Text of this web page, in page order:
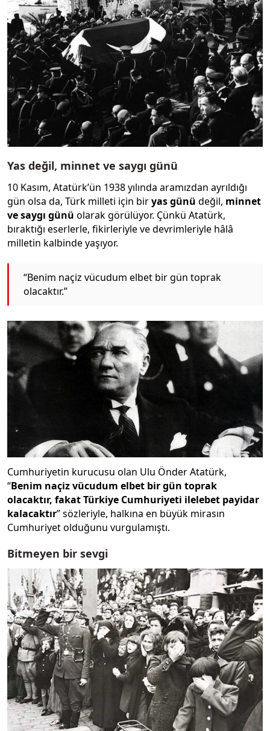
Yas değil, minnet ve saygı günü
10 Kasım, Atatürk’ün 1938 yılında aramızdan ayrıldığı
gün olsa da, Türk milleti için biryas günü değil, minnet
ve saygı günü olarak görülüyor. Çünkü Atatürk,
bıraktığı eserlerle, fikirleriyle ve devrimleriyle hâlâ
milletin kalbinde yaşıyor.
“Benim naçiz vücudum elbet bir gün toprak
olacaktır.”
Cumhuriyetin kurucusu olan Ulu Önder Atatürk,
“Benim naçiz vücudum elbet bir gün toprak
olacaktır, fakat Türkiye Cumhuriyeti ilelebet payidar
kalacaktır” sözleriyle, halkına en büyük mirasın
Cumhuriyet olduğunu vurgulamıştı.
Bitmeyen bir sevgi